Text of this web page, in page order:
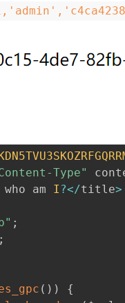
Type"
am I ?</title>
;
;
( ) )
{